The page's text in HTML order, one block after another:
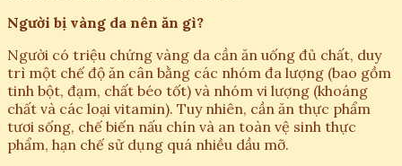
Người bị vàng da nên ăn gì?
Người có triệu chứng vàng da cần ăn uống đủ chất, duy
trì một chế độ ăn cân bằng các nhóm đa lượng (bao gồm
tinh bột, đạm, chất béo tốt) và nhóm vi lượng (khoáng
chất và các loại vitamin). Tuy nhiên, cần ăn thực phẩm
tươi sống, chế biến nấu chín và an toàn vệ sinh thực
phẩm, hạn chế sử dụng quá nhiều dầu mỡ.